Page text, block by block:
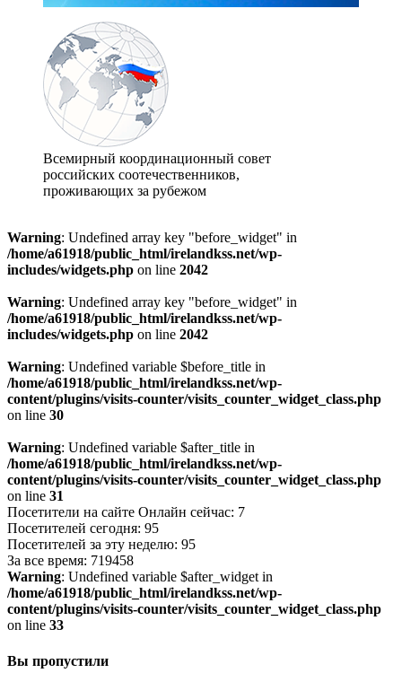
Всемирный координационный совет
российских соотечественников,
проживающих за рубежом
Warning: Undefined array key "before_widget" in
/home/a61918/public_html/irelandkss.net/wp-
includes/widgets.php on line 2042
Warning: Undefined array key "before_widget" in
/home/a61918/public_html/irelandkss.net/wp-
includes/widgets.php on line 2042
Warning: Undefined variable $before_title in
/home/a61918/public_html/irelandkss.net/wp-
content/plugins/visits-counter/visits_counter_widget_class.php
on line 30
Warning: Undefined variable $after_title in
/home/a61918/public_html/irelandkss.net/wp-
content/plugins/visits-counter/visits_counter_widget_class.php
on line 31
Посетители на сайте Онлайн сейчас: 7
Посетителей сегодня: 95
Посетителей за эту неделю: 95
За все время: 719458
Warning: Undefined variable $after_widget in
/home/a61918/public_html/irelandkss.net/wp-
content/plugins/visits-counter/visits_counter_widget_class.php
on line 33
Вы пропустили